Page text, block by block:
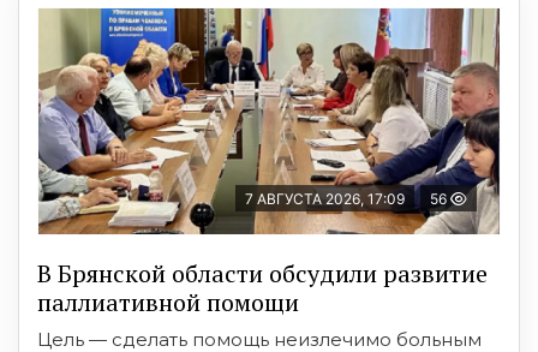
7 АВГУСТА 2026, 17:09 56
В Брянской области обсудили развитие
паллиативной помощи
Цель — сделать помощь неизлечимо больным